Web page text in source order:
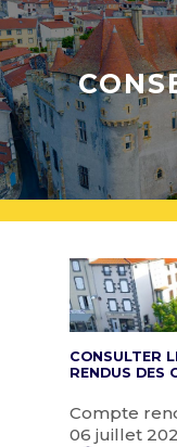
Skip
to
main
content
CONSULTER
RENDUS DES
Compte
06 juillet